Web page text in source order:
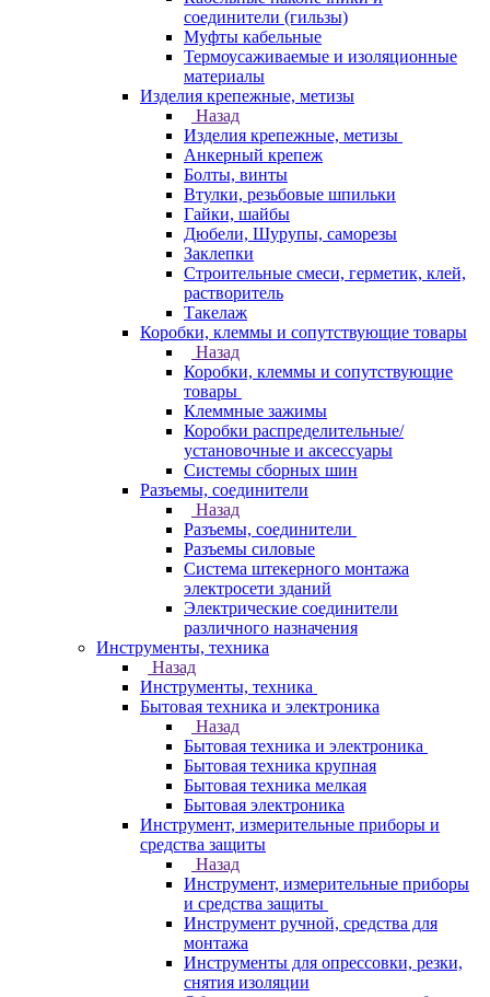
соединители (гильзы)
Муфты кабельные
Термоусаживаемые и изоляционные
материалы
Изделия крепежные, метизы
Назад
Изделия крепежные, метизы
Анкерный крепеж
Болты, винты
Втулки, резьбовые шпильки
Гайки, шайбы
Дюбели, Шурупы, саморезы
Заклепки
Строительные смеси, герметик, клей,
растворитель
Такелаж
Коробки, клеммы и сопутствующие товары
Назад
Коробки, клеммы и сопутствующие
товары
Клеммные зажимы
Коробки распределительные/
установочные и аксессуары
Системы сборных шин
Разъемы, соединители
Назад
Разъемы, соединители
Разъемы силовые
Система штекерного монтажа
электросети зданий
Электрические соединители
различного назначения
Инструменты, техника
Назад
Инструменты, техника
Бытовая техника и электроника
Назад
Бытовая техника и электроника
Бытовая техника крупная
Бытовая техника мелкая
Бытовая электроника
Инструмент, измерительные приборы и
средства защиты
Назад
Инструмент, измерительные приборы
и средства защиты
Инструмент ручной, средства для
монтажа
Инструменты для опрессовки, резки,
снятия изоляции